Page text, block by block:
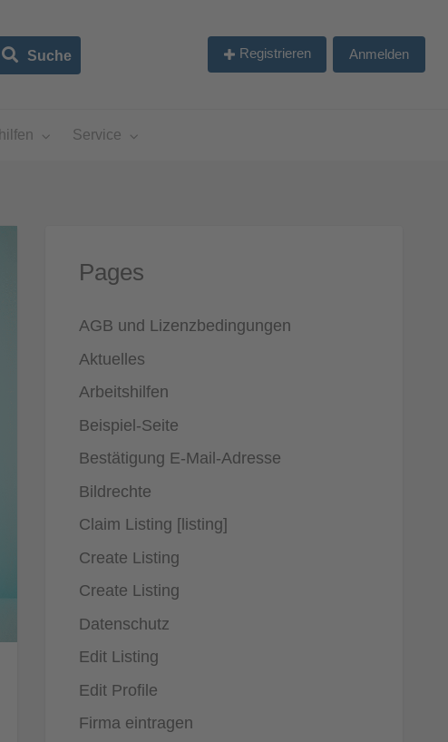
Registrieren Anmelden
Service
Pages
AGB und Lizenzbedingungen
Aktuelles
Arbeitshilfen
Beispiel-Seite
Bestätigung E-Mail-Adresse
Bildrechte
Claim Listing [listing]
Create Listing
Create Listing
Datenschutz
Edit Listing
Edit Profile
Firma eintragen